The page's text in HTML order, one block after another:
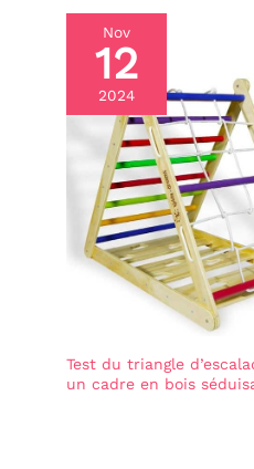
Nov
12
2024
Test du triangle
un cadre en bois